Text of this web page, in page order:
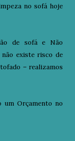
no sofá hoje
de sofá e Não
existe risco de
– realizamos
um Orçamento no